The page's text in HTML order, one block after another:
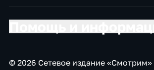
© 2026 Сетевое издание «Смотрим»